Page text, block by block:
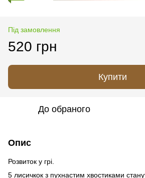
Під замовлення
520 грн
Купити
До обраного
Опис
Розвиток у грі.
5 лисичкок з пухнастим хвостиками